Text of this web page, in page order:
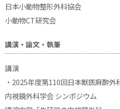
日本小動物整形外科協会
小動物CT研究会
講演・論文・執筆
講演
・2025年度第110回日本獣医麻酔
内視鏡外科学会 シンポジウム